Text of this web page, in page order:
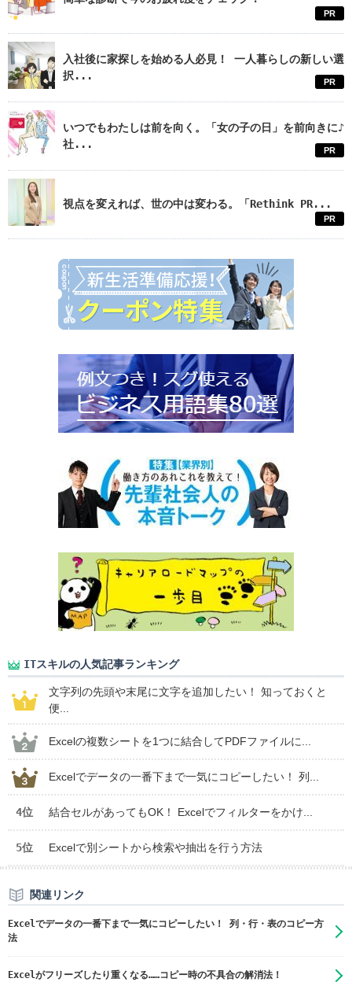
PR
入社後に家探しを始める人必見！ 一人暮らしの新しい選
択...
PR
いつでもわたしは前を向く。「女の子の日」を前向きに♪
社...
PR
視点を変えれば、世の中は変わる。「Rethink PR...
PR
ITスキルの人気記事ランキング
文字列の先頭や末尾に文字を追加したい！ 知っておくと
便...
Excelの複数シートを1つに結合してPDFファイルに...
Excelでデータの一番下まで一気にコピーしたい！ 列...
4位 結合セルがあってもOK！ Excelでフィルターをかけ...
5位 Excelで別シートから検索や抽出を行う方法
関連リンク
Excelでデータの一番下まで一気にコピーしたい！ 列・行・表のコピー方
法
Excelがフリーズしたり重くなる……コピー時の不具合の解消法！